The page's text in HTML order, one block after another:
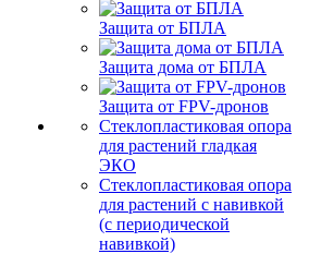
Защита от БПЛА
Защита дома от БПЛА
Защита от FPV-дронов
Стеклопластиковая опора
для растений гладкая
ЭКО
Стеклопластиковая опора
для растений с навивкой
(с периодической
навивкой)